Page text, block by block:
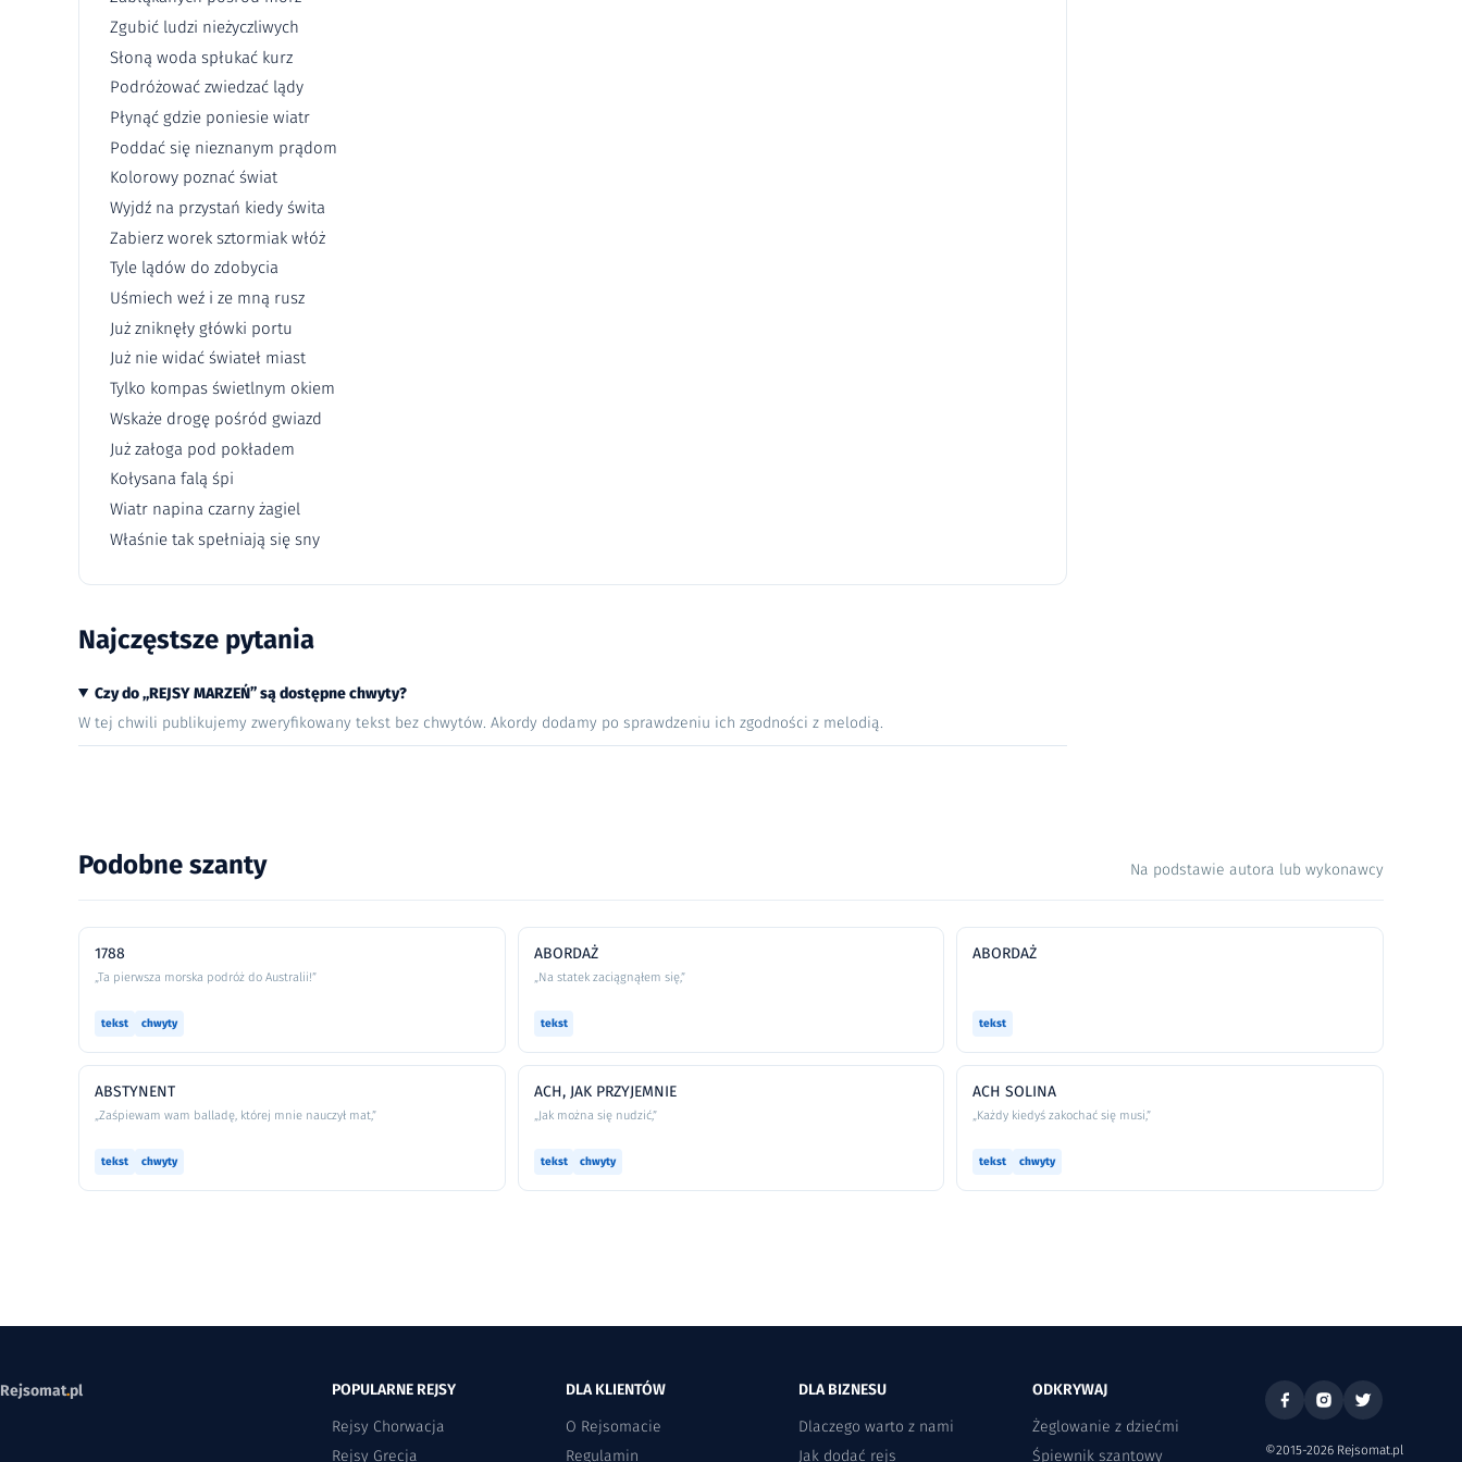
Zgubić ludzi nieżyczliwych
Słoną woda spłukać kurz
Podróżować zwiedzać lądy
Płynąć gdzie poniesie wiatr
Poddać się nieznanym prądom
Kolorowy poznać świat
Wyjdź na przystań kiedy świta
Zabierz worek sztormiak włóż
Tyle lądów do zdobycia
Uśmiech weź i ze mną rusz
Już zniknęły główki portu
Już nie widać świateł miast
Tylko kompas świetlnym okiem
Wskaże drogę pośród gwiazd
Już załoga pod pokładem
Kołysana falą śpi
Wiatr napina czarny żagiel
Właśnie tak spełniają się sny
Najczęstsze pytania
Czy do „REJSY MARZEŃ” są dostępne chwyty?
W tej chwili publikujemy zweryfikowany tekst bez chwytów. Akordy dodamy po sprawdzeniu ich zgodności z melodią.
Podobne szanty Na podstawie autora lub wykonawcy
1788
„Ta pierwsza morska podróż do Australii!”
tekst chwyty
ABORDAŻ
„Na statek zaciągnąłem się,”
tekst
ABORDAŻ
tekst
ABSTYNENT
„Zaśpiewam wam balladę, której mnie nauczył mat,”
tekst chwyty
ACH, JAK PRZYJEMNIE
„Jak można się nudzić,”
tekst chwyty
ACH SOLINA
„Każdy kiedyś zakochać się musi,”
tekst chwyty
Rejsomat.pl
POPULARNE REJSY
Rejsy Chorwacja
Rejsy Grecja
DLA KLIENTÓW
O Rejsomacie
Regulamin
DLA BIZNESU
Dlaczego warto z nami
Jak dodać rejs
ODKRYWAJ
Żeglowanie z dziećmi
Śpiewnik szantowy
©2015-2026 Rejsomat.pl